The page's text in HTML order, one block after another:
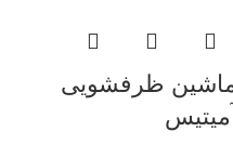
ظرفشویی